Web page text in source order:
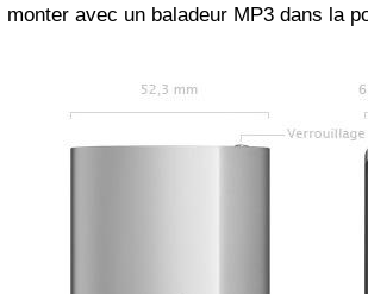
monter avec un baladeur MP3 dans la